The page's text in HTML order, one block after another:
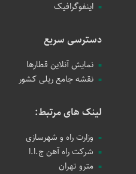
اینفوگرافیک
دسترسی سریع
نمایش آنلاین قطارها
نقشه جامع ریلی کشور
لینک های مرتبط:
وزارت راه و شهرسازی
شرکت راه آهن ج.ا.ا
مترو تهران